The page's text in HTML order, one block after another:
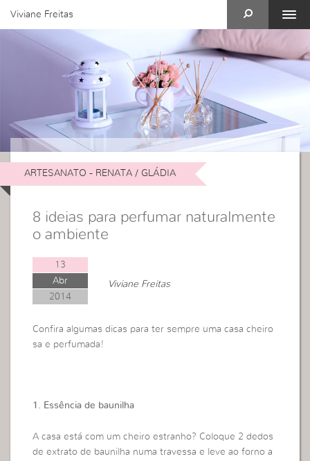
Viviane Freitas
ARTESANATO - RENATA / GLÁDIA
8 ideias para perfumar naturalmente
o ambiente
13
Abr
2014
Viviane Freitas
Confira algumas dicas para ter sempre uma casa cheiro
sa e perfumada!
1. Essência de baunilha
A casa está com um cheiro estranho? Coloque 2 dedos
de extrato de baunilha numa travessa e leve ao forno a